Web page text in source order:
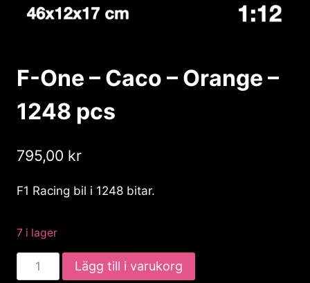
F-One – Caco – Orange –
1248 pcs
795,00 kr
F1 Racing bil i 1248 bitar.
7 i lager
One
Lägg till i varukorg